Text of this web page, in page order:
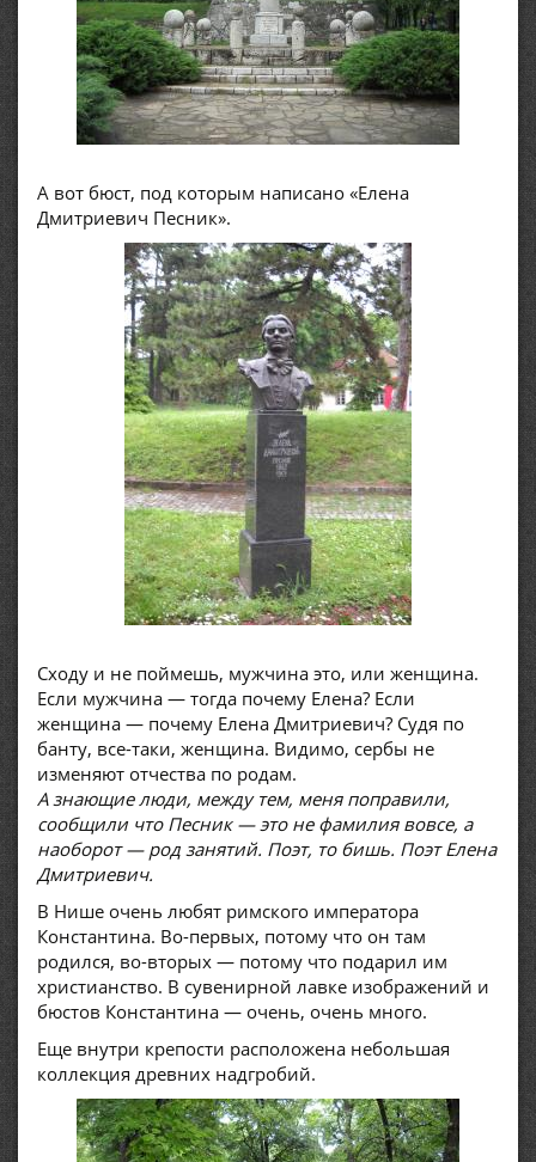
А вот бюст, под которым написано «Елена
Дмитриевич Песник».
Сходу и не поймешь, мужчина это, или женщина.
Если мужчина — тогда почему Елена? Если
женщина — почему Елена Дмитриевич? Судя по
банту, все-таки, женщина. Видимо, сербы не
изменяют отчества по родам.
А знающие люди, между тем, меня поправили,
сообщили что Песник — это не фамилия вовсе, а
наоборот — род занятий. Поэт, то бишь. Поэт Елена
Дмитриевич.
В Нише очень любят римского императора
Константина. Во-первых, потому что он там
родился, во-вторых — потому что подарил им
христианство. В сувенирной лавке изображений и
бюстов Константина — очень, очень много.
Еще внутри крепости расположена небольшая
коллекция древних надгробий.